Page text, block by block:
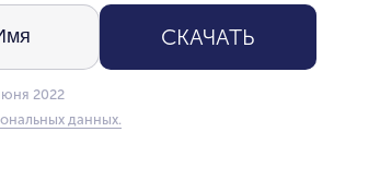
СКАЧАТЬ
2022
данных.